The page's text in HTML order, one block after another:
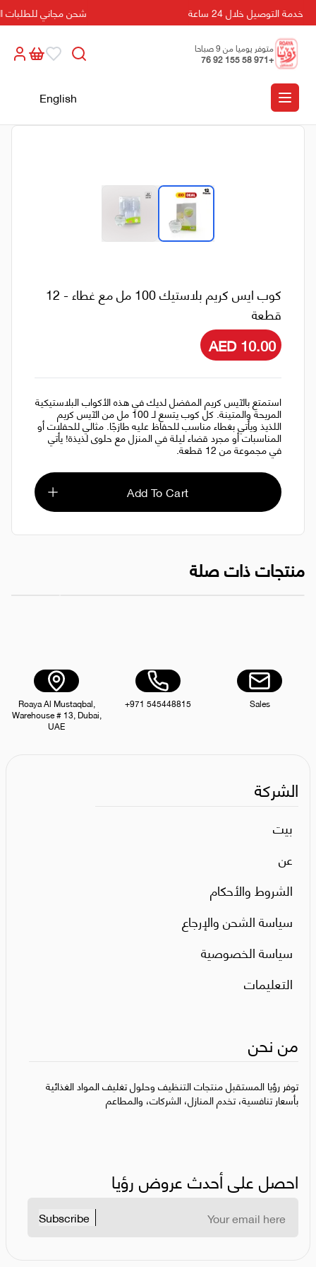
خدمة التوصيل خلال 24 ساعة شحن مجاني للطلبات التي
متوفر يوميا من 9 صباحا
الى 5 مسائا
+971 58 155 92 76
English
كوب ايس كريم بلاستيك 100 مل مع غطاء - 12
قطعة
AED 10.00
استمتع بالآيس كريم المفضل لديك في هذه الأكواب البلاستيكية
المريحة والمتينة. كل كوب يتسع لـ 100 مل من الآيس كريم
اللذيذ ويأتي بغطاء مناسب للحفاظ عليه طازجًا. مثالي للحفلات أو
المناسبات أو مجرد قضاء ليلة في المنزل مع حلوى لذيذة! يأتي
في مجموعة من 12 قطعة.
Add To Cart
منتجات ذات صلة
كوب بلاستيك 24 أونصة + غطاء 1000 قطعة
Sales
+971 545448815
Roaya Al Mustaqbal,
Warehouse # 13, Dubai,
UAE
الشركة
بيت
عن
الشروط والأحكام
سياسة الشحن والإرجاع
سياسة الخصوصية
التعليمات
من نحن
توفر رؤيا المستقبل منتجات التنظيف وحلول تغليف المواد الغذائية
بأسعار تنافسية، تخدم المنازل، الشركات، والمطاعم
احصل على أحدث عروض رؤيا
Subscribe